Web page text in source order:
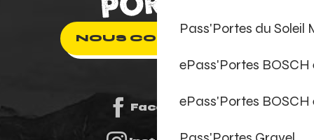
Pass'Portes du Soleil
ePass'Portes
ePass'Portes
NOUS CONTACTER
Facebook